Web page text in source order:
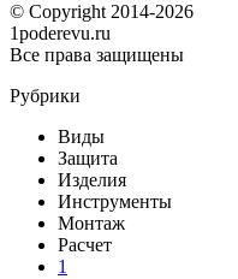
© Copyright 2014-2026
1poderevu.ru
Все права защищены
Рубрики
Виды
Защита
Изделия
Инструменты
Монтаж
Расчет
1